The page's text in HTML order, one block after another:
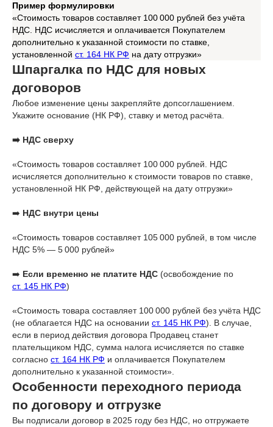
Пример формулировки
«Стоимость товаров составляет 100 000 рублей без учёта
НДС. НДС исчисляется и оплачивается Покупателем
дополнительно к указанной стоимости по ставке,
установленной ст. 164 НК РФ на дату отгрузки»
Шпаргалка по НДС для новых
договоров
Любое изменение цены закрепляйте допсоглашением.
Укажите основание (НК РФ), ставку и метод расчёта.
➡️ НДС сверху
«Стоимость товаров составляет 100 000 рублей. НДС
исчисляется дополнительно к стоимости товаров по ставке,
установленной НК РФ, действующей на дату отгрузки»
➡️ НДС внутри цены
«Стоимость товаров составляет 105 000 рублей, в том числе
НДС 5% — 5 000 рублей»
➡️ Если временно не платите НДС (освобождение по
ст. 145 НК РФ)
«Стоимость товара составляет 100 000 рублей без учёта НДС
(не облагается НДС на основании ст. 145 НК РФ). В случае,
если в период действия договора Продавец станет
плательщиком НДС, сумма налога исчисляется по ставке
согласно ст. 164 НК РФ и оплачивается Покупателем
дополнительно к указанной стоимости».
Особенности переходного периода
по договору и отгрузке
Вы подписали договор в 2025 году без НДС, но отгружаете